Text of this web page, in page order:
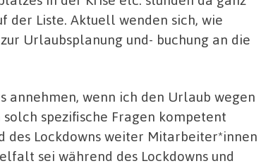
der Liste. Aktuell wenden sich, wie
Urlaubsplanung und- buchung an die
annehmen, wenn ich den Urlaub wegen
spezifische Fragen kompetent
des Lockdowns weiter Mitarbeiter*innen
sei während des Lockdowns und